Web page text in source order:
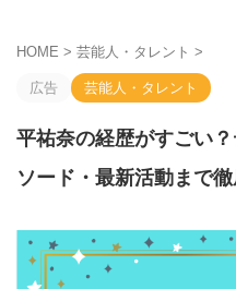
HOME > 芸能人・タレント >
広告 芸能人・タレント
平祐奈の経歴がすごい
ソード・最新活動まで徹